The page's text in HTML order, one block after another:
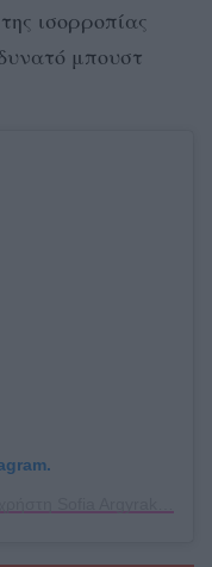
ισορροπίας
μπουστ